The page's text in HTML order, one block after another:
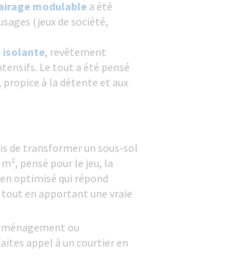
modulable a été
(jeux de société,
isolante, revêtement
Le tout a été pensé
à la détente et aux
de transformer un sous-sol
pensé pour le jeu, la
optimisé qui répond
en apportant une vraie
ou
appel à un courtier en